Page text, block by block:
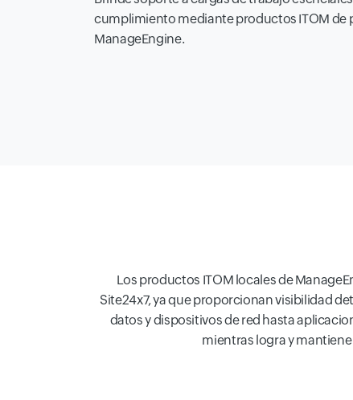
cumplimiento mediante productos ITOM de
ManageEngine.
Los productos ITOM locales de
Site24x7, ya que proporcionan visibilidad
datos y dispositivos de red hasta
mientras logra y